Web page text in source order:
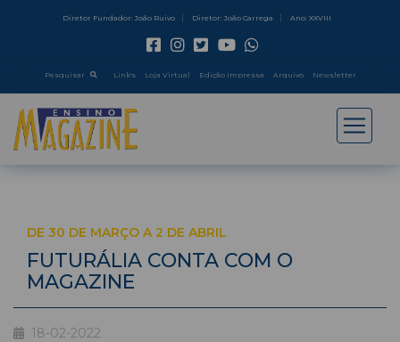
Diretor Fundador: João Ruivo Diretor: João Carrega Ano: XXVIII
Pesquisar Link's Loja Virtual Edição Impressa Arquivo Newsletter
DE 30 DE MARÇO A 2 DE ABRIL
FUTURÁLIA CONTA COM O
MAGAZINE
18-02-2022